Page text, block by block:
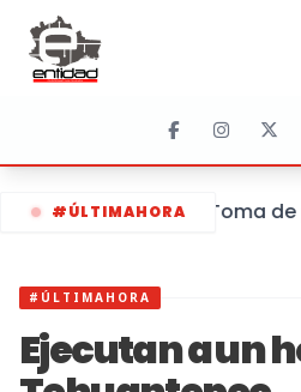
#ÚLTIMAHORA Toma
#ÚLTIMAHORA
Ejecutan a un